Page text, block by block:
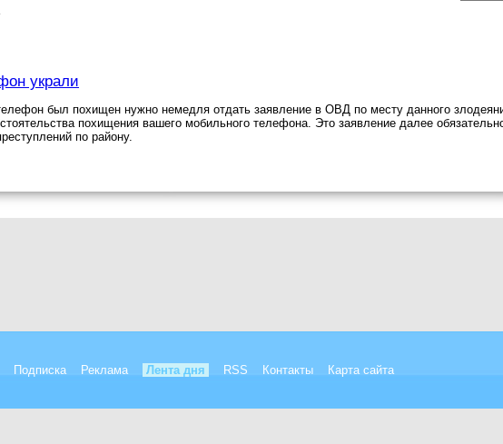
украли
был похищен нужно немедля отдать заявление в ОВД по месту данного
похищения вашего мобильного телефона. Это заявление далее
по району.
Подписка Реклама Лента дня RSS Контакты Карта сайта